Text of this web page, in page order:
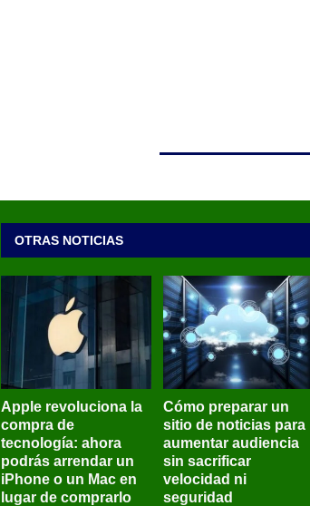
OTRAS NOTICIAS
Apple revoluciona la
compra de
tecnología: ahora
podrás arrendar un
iPhone o un Mac en
lugar de comprarlo
Cómo preparar un
sitio de noticias para
aumentar audiencia
sin sacrificar
velocidad ni
seguridad